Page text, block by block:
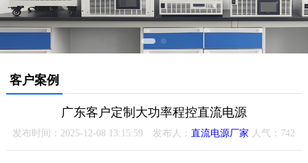
客户案例
广东客户定制大功率程控直流电源
发布时间：2025-12-08 13:15:59 发布人：直流电源厂家 人气： 742